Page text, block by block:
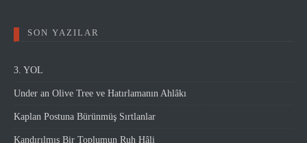
SON YAZILAR
3. YOL
Under an Olive Tree ve Hatırlamanın Ahlâkı
Kaplan Postuna Bürünmüş Sırtlanlar
Kandırılmış Bir Toplumun Ruh Hâli